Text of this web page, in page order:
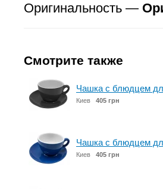
Оригинальность —
Смотрите также
Чашка с блюдцем
Киев 405 грн
Чашка с блюдцем
Киев 405 грн